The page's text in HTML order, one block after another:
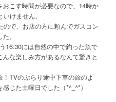
こす時間が必要なので、14時か
けません。
で、お店の方に頼んでガスコン
。
16:30には自然の中で釣った魚で
な楽しみ方があるなんて驚きと
TVのぶらり途中下車の旅のよ
じた土曜日でした（*^_^*）